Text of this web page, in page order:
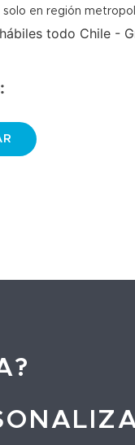
solo en región
todo Chile -